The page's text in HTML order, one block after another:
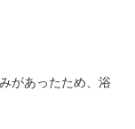
があったため、浴